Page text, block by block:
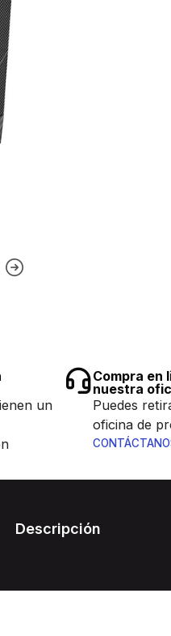
un
Compra en
nuestra
Puedes
oficina de
Descripción